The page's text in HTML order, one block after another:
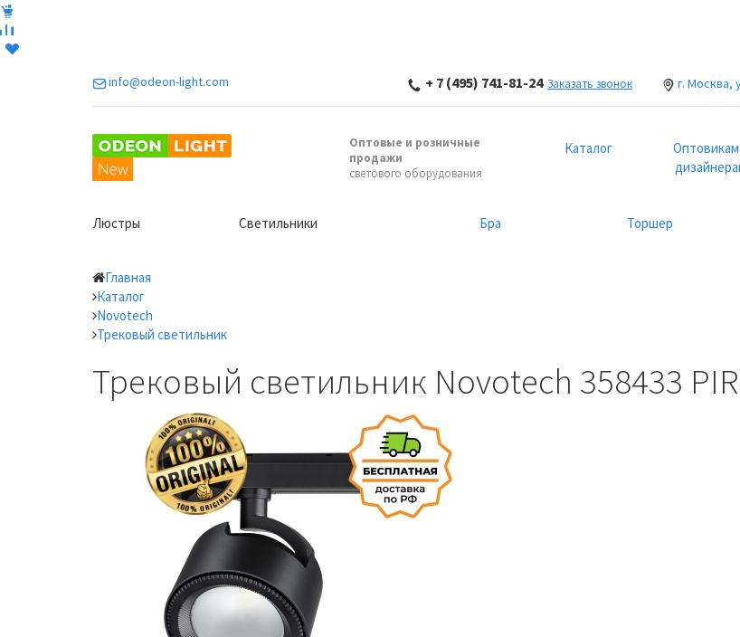
info@odeon-light.com + 7 (495) 741-81-24 Заказать звонок г. Москва,
Оптовые и розничные
продажи
светового оборудования
Каталог
Люстры Светильники Бра Торшер
Главная
Каталог
Novotech
Трековый светильник
Трековый светильник Novotech 358433